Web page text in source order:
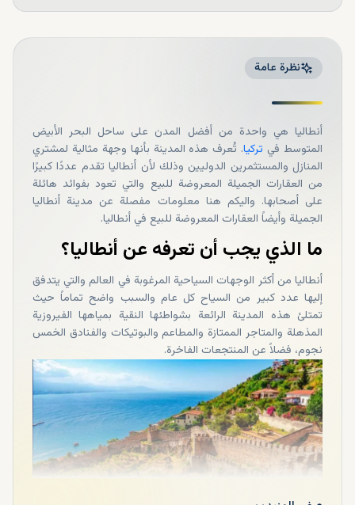
نظرة عامة
أنطاليا هي واحدة من أفضل المدن على ساحل البحر الأبيض
المتوسط ​​في تركيا. تُعرف هذه المدينة بأنها وجهة مثالية لمشتري
المنازل والمستثمرين الدوليين وذلك لأن أنطاليا تقدم عددًا كبيرًا
من العقارات الجميلة المعروضة للبيع والتي تعود بفوائد هائلة
على أصحابها. واليكم هنا معلومات مفصلة عن مدينة أنطاليا
الجميلة وأيضاً العقارات المعروضة للبيع في أنطاليا.
ما الذي يجب أن تعرفه عن أنطاليا؟
أنطاليا من أكثر الوجهات السياحية المرغوبة في العالم والتي يتدفق
إليها عدد كبير من السياح كل عام والسبب واضح تماماً حيث
تمتلئ هذه المدينة الرائعة بشواطئها النقية بمياهها الفيروزية
المذهلة والمتاجر الممتازة والمطاعم والبوتيكات والفنادق الخمس
نجوم، فضلاً عن المنتجعات الفاخرة.